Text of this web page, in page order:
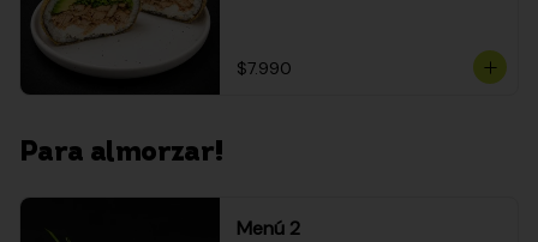
$7.990
Para almorzar!
Menú 2